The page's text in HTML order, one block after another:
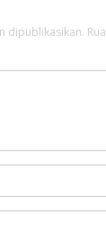
dipublikasikan.